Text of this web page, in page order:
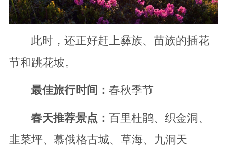
此时，还正好赶上彝族、苗族的插花
节和跳花坡。
最佳旅行时间： 春秋季节
春天推荐景点： 百里杜鹃、织金洞、
韭菜坪、慕俄格古城、草海、九洞天